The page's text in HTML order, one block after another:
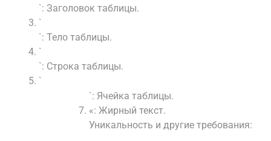
`: Заголовок таблицы.
`
`: Тело таблицы.
`
`: Строка таблицы.
`
`: Ячейка таблицы.
«: Жирный текст.
Уникальность и другие требования: